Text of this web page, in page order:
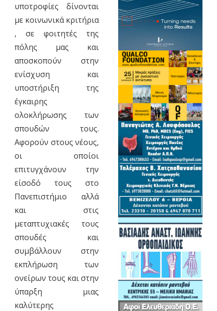
υποτροφίες δίνονται
με κοινωνικά κριτήρια
, σε φοιτητές της
πόλης μας και
αποσκοπούν στην
ενίσχυση και
υποστήριξη της
έγκαιρης
ολοκλήρωσης των
σπουδών τους.
Αφορούν στους νέους,
οι οποίοι
επιτυγχάνουν την
είσοδό τους στο
Πανεπιστήμιο αλλά
και στις
μεταπτυχιακές τους
σπουδές και
συμβάλλουν στην
εκπλήρωση των
ονείρων τους και στην
ύπαρξη μιας
καλύτερης